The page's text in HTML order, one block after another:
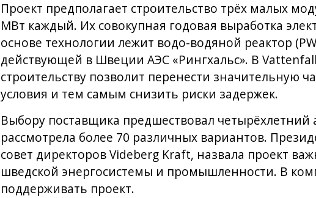
Проект предполагает строительство трёх малых
МВт каждый. Их совокупная годовая выработка
основе технологии лежит водо-водяной реактор
действующей в Швеции АЭС «Рингхальс». В
строительству позволит перенести значительную
условия и тем самым снизить риски задержек.
Выбору поставщика предшествовал четырёхлетний
рассмотрела более 70 различных вариантов.
совет директоров Videberg Kraft, назвала проект
шведской энергосистемы и промышленности. В
поддерживать проект.